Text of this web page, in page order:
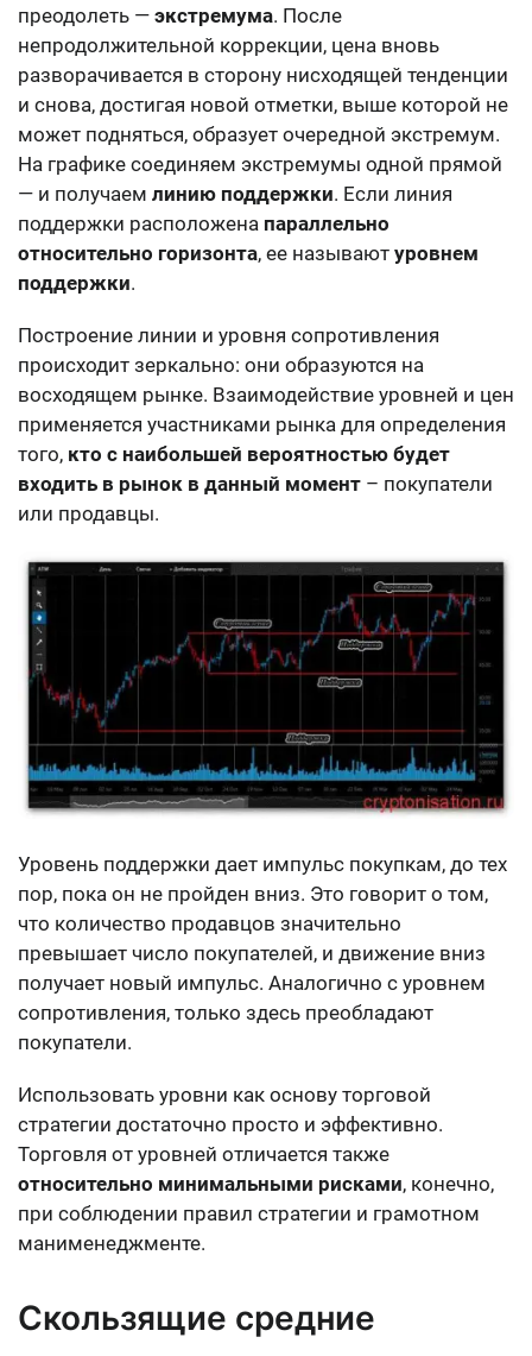
преодолеть — экстремума. После
непродолжительной коррекции, цена вновь
разворачивается в сторону нисходящей тенденции
и снова, достигая новой отметки, выше которой не
может подняться, образует очередной экстремум.
На графике соединяем экстремумы одной прямой
— и получаем линию поддержки. Если линия
поддержки расположена параллельно
относительно горизонта, ее называют уровнем
поддержки.
Построение линии и уровня сопротивления
происходит зеркально: они образуются на
восходящем рынке. Взаимодействие уровней и цен
применяется участниками рынка для определения
того, кто с наибольшей вероятностью будет
входить в рынок в данный момент – покупатели
или продавцы.
Уровень поддержки дает импульс покупкам, до тех
пор, пока он не пройден вниз. Это говорит о том,
что количество продавцов значительно
превышает число покупателей, и движение вниз
получает новый импульс. Аналогично с уровнем
сопротивления, только здесь преобладают
покупатели.
Использовать уровни как основу торговой
стратегии достаточно просто и эффективно.
Торговля от уровней отличается также
относительно минимальными рисками, конечно,
при соблюдении правил стратегии и грамотном
манименеджменте.
Скользящие средние